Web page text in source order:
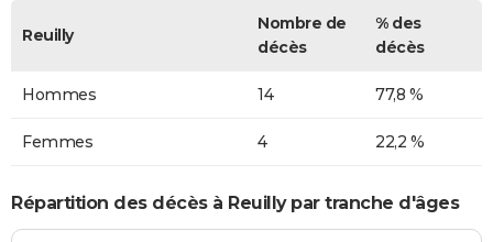
Reuilly
Nombre de
décès
% des
décès
Hommes 14 77,8 %
Femmes 4 22,2 %
Répartition des décès à Reuilly par tranche d'âges